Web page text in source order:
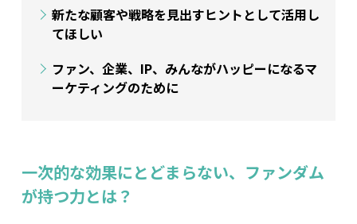
新たな顧客や戦略を見出すヒントとして活用し
てほしい
ファン、企業、IP、みんながハッピーになるマ
ーケティングのために
一次的な効果にとどまらない、ファンダム
が持つ力とは？